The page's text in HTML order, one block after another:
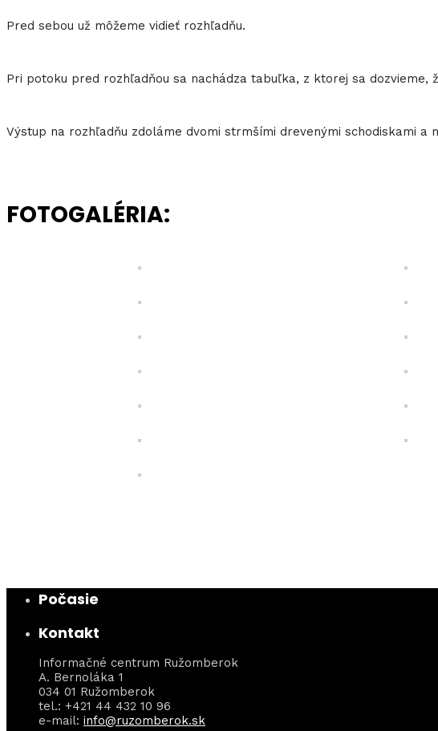
Pred sebou už môžeme vidieť rozhľadňu.
Pri potoku pred rozhľadňou sa nachádza tabuľka, z ktorej sa dozvieme,
Výstup na rozhľadňu zdoláme dvomi strmšími drevenými schodiskami
FOTOGALÉRIA:
Počasie
Kontakt
Informačné centrum Ružomberok
A. Bernoláka 1
034 01 Ružomberok
tel.: +421 44 432 10 96
e-mail: info@ruzomberok.sk